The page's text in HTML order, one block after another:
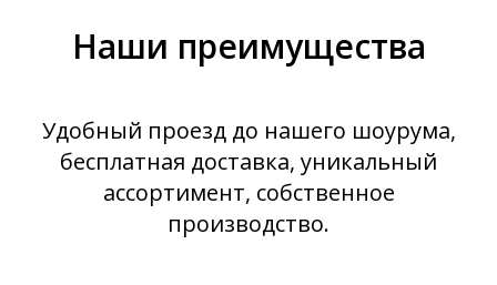
Наши преимущества
Удобный проезд до нашего шоурума,
бесплатная доставка, уникальный
ассортимент, собственное
производство.